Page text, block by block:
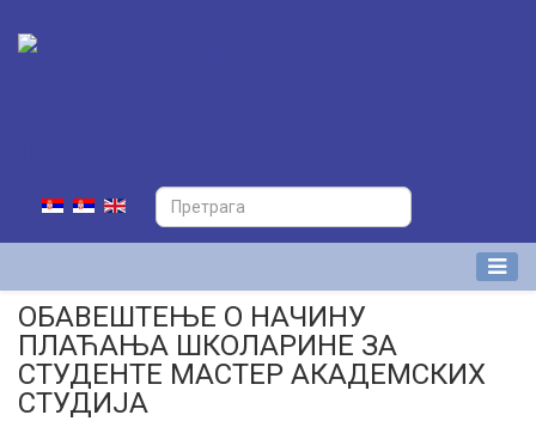
ОБАВЕШТЕЊЕ О НАЧИНУ
ПЛАЋАЊА ШКОЛАРИНЕ ЗА
СТУДЕНТЕ МАСТЕР АКАДЕМСКИХ
СТУДИЈА